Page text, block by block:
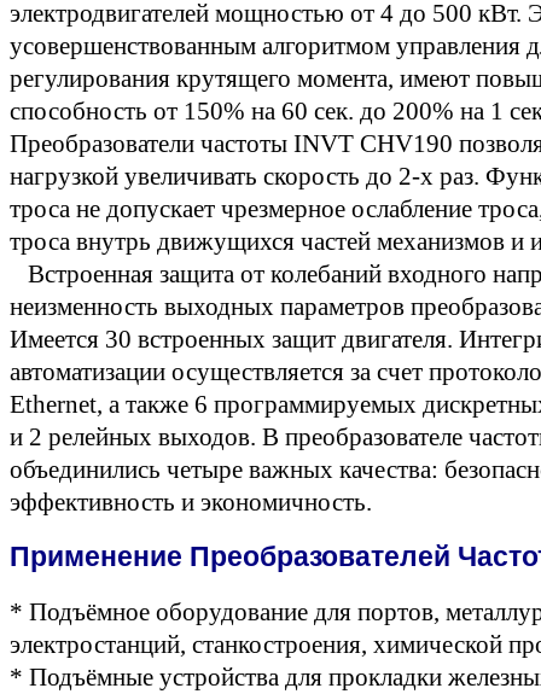
электродвигателей мощностью от 4 до 500
усовершенствованным алгоритмом управления
регулирования крутящего момента, имеют
способность от 150% на 60 сек. до 200% на 1
Преобразователи частоты INVT CHV190
нагрузкой увеличивать скорость до 2-х раз.
троса не допускает чрезмерное ослабление
троса внутрь движущихся частей механизмов и
Встроенная защита от колебаний входного
неизменность выходных параметров
Имеется 30 встроенных защит двигателя.
автоматизации осуществляется за счет
Ethernet, а также 6 программируемых
и 2 релейных выходов. В преобразователе
объединились четыре важных качества:
эффективность и экономичность.
Применение Преобразователей
* Подъёмное оборудование для портов,
электростанций, станкостроения, химической
* Подъёмные устройства для прокладки